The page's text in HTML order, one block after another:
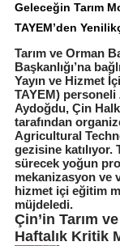
Geleceğin Tarım
TAYEM’den
Tarım ve Orman
Başkanlığı’na
Yayın ve Hizmet
TAYEM)
Aydoğdu, Çin
tarafından
Agricultural
gezisine
sürecek yoğun
mekanizasyon ve
hizmet içi eğitim
müjdeledi.
Çin’in Tarım
Haftalık Kritik